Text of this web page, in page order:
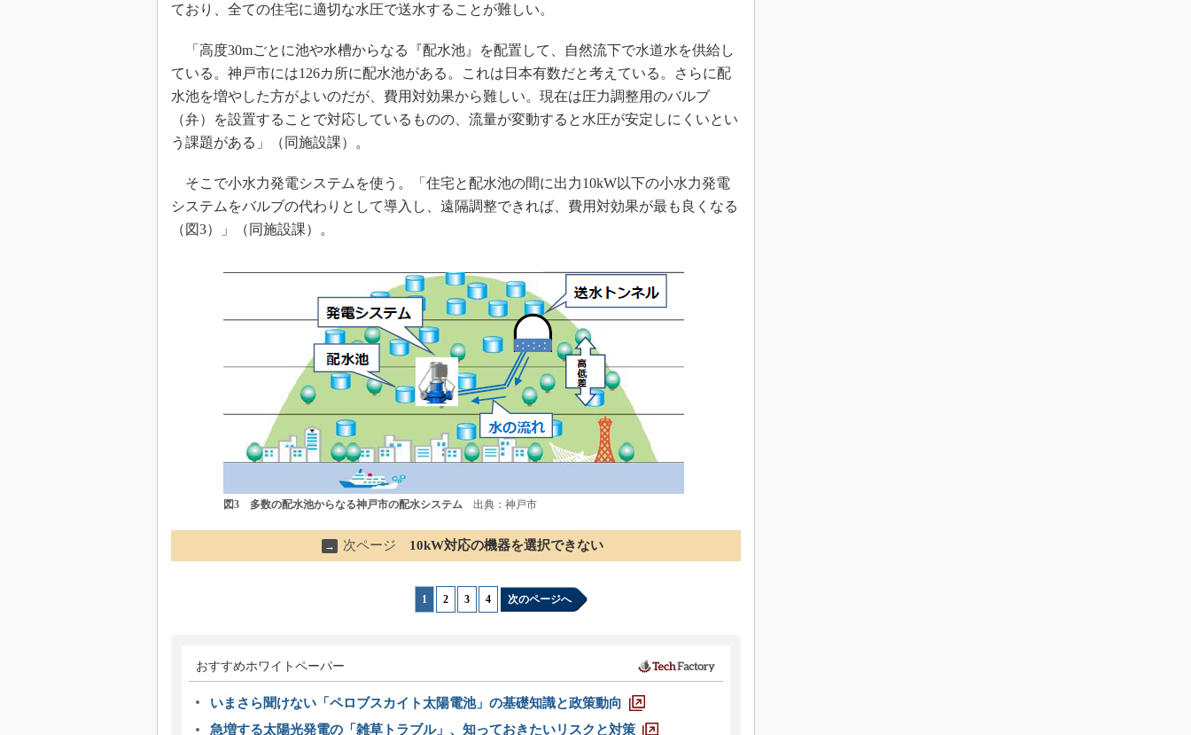
ており、全ての住宅に適切な水圧で送水することが難しい。
「高度30mごとに池や水槽からなる『配水池』を配置して、自然流下で水道水を供給し
ている。神戸市には126カ所に配水池がある。これは日本有数だと考えている。さらに配
水池を増やした方がよいのだが、費用対効果から難しい。現在は圧力調整用のバルブ
（弁）を設置することで対応しているものの、流量が変動すると水圧が安定しにくいとい
う課題がある」（同施設課）。
そこで小水力発電システムを使う。「住宅と配水池の間に出力10kW以下の小水力発電
システムをバルブの代わりとして導入し、遠隔調整できれば、費用対効果が最も良くなる
（図3）」（同施設課）。
図3 多数の配水池からなる神戸市の配水システム 出典：神戸市
→ 次ページ 10kW対応の機器を選択できない
1 2 3 4 次のページへ
おすすめホワイトペーパー
いまさら聞けない「ペロブスカイト太陽電池」の基礎知識と政策動向
急増する太陽光発電の「雑草トラブル」、知っておきたいリスクと対策